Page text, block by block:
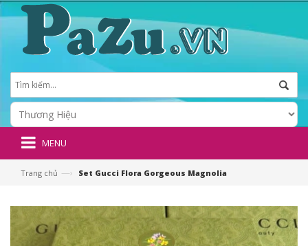
MENU
Trang chủ —› Set Gucci Flora Gorgeous Magnolia